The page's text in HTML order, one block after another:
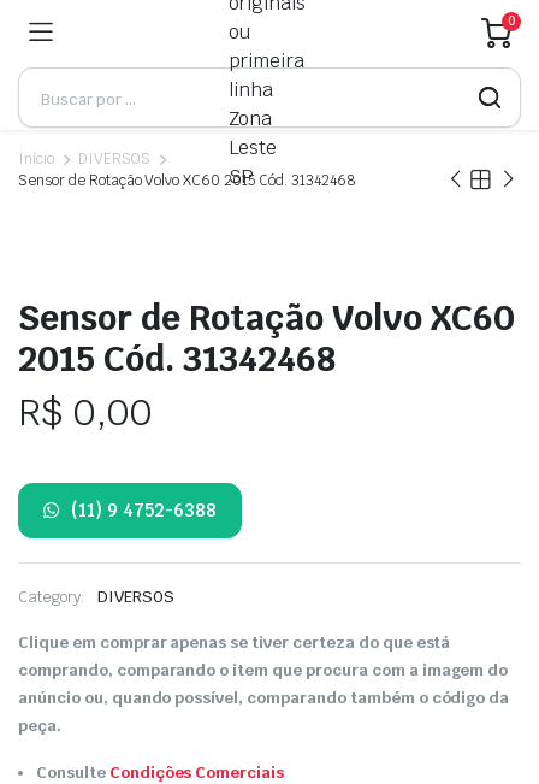
0
Início
DIVERSOS
Sensor de Rotação Volvo XC60 2015 Cód. 31342468
Sensor de Rotação Volvo XC60
2015 Cód. 31342468
R$ 0,00
(11) 9 4752-6388
Category: DIVERSOS
Clique em comprar apenas se tiver certeza do que está
comprando, comparando o item que procura com a imagem do
anúncio ou, quando possível, comparando também o código da
peça.
Consulte Condições Comerciais